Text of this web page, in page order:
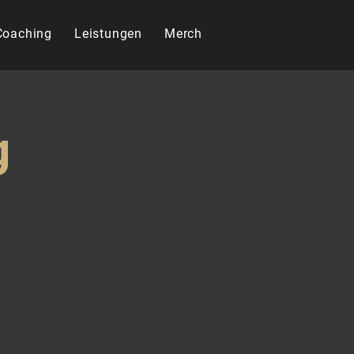
Leistungen Merch